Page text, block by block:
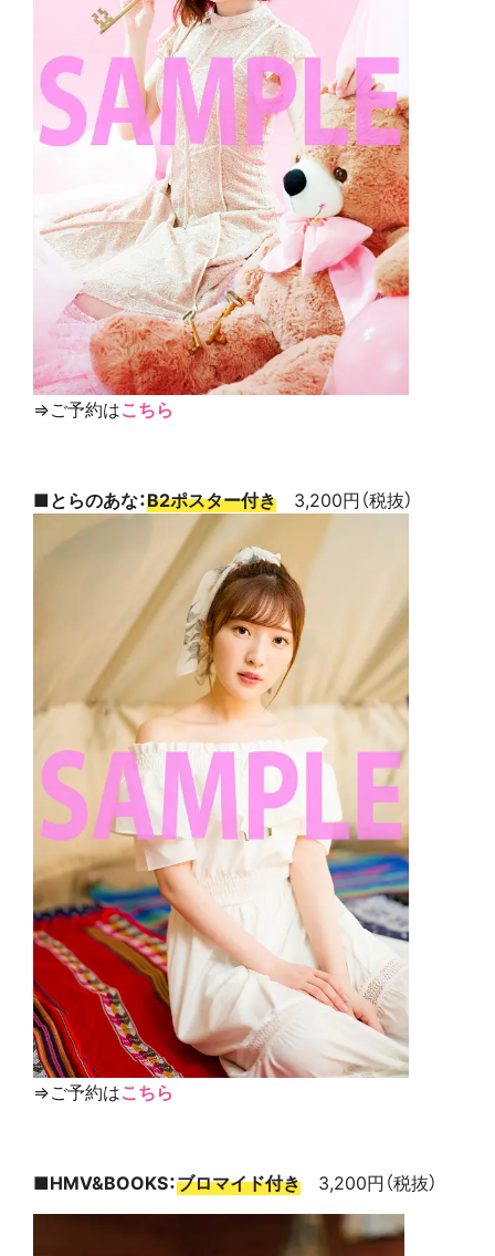
⇒ご予約はこちら
■とらのあな：B2ポスター付き 3,200円（税抜）
⇒ご予約はこちら
■HMV&BOOKS：ブロマイド付き 3,200円（税抜）